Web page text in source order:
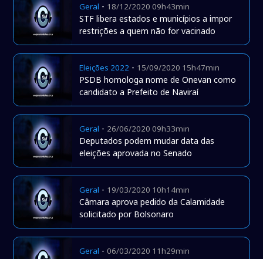
Geral - 18/12/2020 09h43min
STF libera estados e municípios a impor
restrições a quem não for vacinado
Eleições 2022 - 15/09/2020 15h47min
PSDB homologa nome de Onevan como
candidato a Prefeito de Naviraí
Geral - 26/06/2020 09h33min
Deputados podem mudar data das
eleições aprovada no Senado
Geral - 19/03/2020 10h14min
Câmara aprova pedido da Calamidade
solicitado por Bolsonaro
Geral -06/03/2020 11h29min